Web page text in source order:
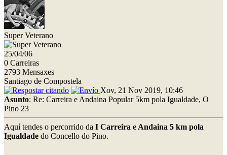
Super Veterano
25/04/06
0 Carreiras
2793 Mensaxes
Santiago de Compostela
Xov, 21 Nov 2019, 10:46
Asunto: Re: Carreira e Andaina Popular 5km pola Igualdade, O
Pino 23
Aquí tendes o percorrido da I Carreira e Andaina 5 km pola
Igualdade do Concello do Pino.